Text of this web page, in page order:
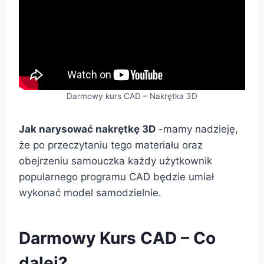
Darmowy kurs CAD – Nakrętka 3D
Jak narysować nakrętkę 3D -mamy nadzieję,
że po przeczytaniu tego materiału oraz
obejrzeniu samouczka każdy użytkownik
popularnego programu CAD będzie umiał
wykonać model samodzielnie.
Darmowy Kurs CAD – Co